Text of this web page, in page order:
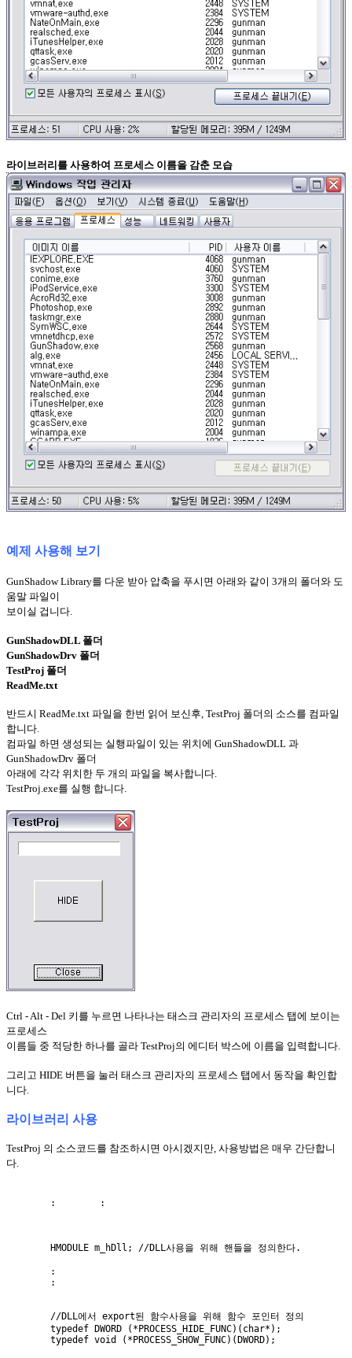
라이브러리를 사용하여 프로세스 이름을 감춘 모습
예제 사용해 보기
GunShadow Library를 다운 받아 압축을 푸시면 아래와 같이 3개의 폴더와 도
움말 파일이
보이실 겁니다.
GunShadowDLL 폴더
GunShadowDrv 폴더
TestProj 폴더
ReadMe.txt
반드시 ReadMe.txt 파일을 한번 읽어 보신후, TestProj 폴더의 소스를 컴파일
합니다.
컴파일 하면 생성되는 실행파일이 있는 위치에 GunShadowDLL 과
GunShadowDrv 폴더
아래에 각각 위치한 두 개의 파일을 복사합니다.
TestProj.exe를 실행 합니다.
Ctrl - Alt - Del 키를 누르면 나타나는 태스크 관리자의 프로세스 탭에 보이는
프로세스
이름들 중 적당한 하나를 골라 TestProj의 에디터 박스에 이름을 입력합니다.
그리고 HIDE 버튼을 눌러 태스크 관리자의 프로세스 탭에서 동작을 확인합
니다.
라이브러리 사용
TestProj 의 소스코드를 참조하시면 아시겠지만, 사용방법은 매우 간단합니
다.
        :        :
        HMODULE m_hDll; //DLL사용을 위해 핸들을 정의한다.
        :
        :
        //DLL에서 export된 함수사용을 위해 함수 포인터 정의
        typedef DWORD (*PROCESS_HIDE_FUNC)(char*);
        typedef void (*PROCESS_SHOW_FUNC)(DWORD);